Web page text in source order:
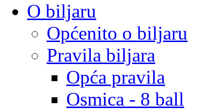
O biljaru
Općenito o biljaru
Pravila biljara
Opća pravila
Osmica - 8 ball